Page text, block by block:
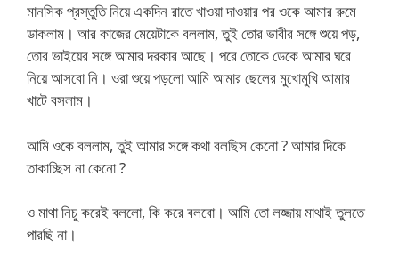
মানসিক প্রস্তুতি নিয়ে একদিন রাতে খাওয়া দাওয়ার পর ওকে আমার রুমে
ডাকলাম। আর কাজের মেয়েটাকে বললাম, তুই তোর ভাবীর সঙ্গে শুয়ে পড়,
তোর ভাইয়ের সঙ্গে আমার দরকার আছে। পরে তোকে ডেকে আমার ঘরে
নিয়ে আসবো নি। ওরা শুয়ে পড়লো আমি আমার ছেলের মুখোমুখি আমার
খাটে বসলাম।
আমি ওকে বললাম, তুই আমার সঙ্গে কথা বলছিস কেনো ? আমার দিকে
তাকাচ্ছিস না কেনো ?
ও মাথা নিচু করেই বললো, কি করে বলবো। আমি তো লজ্জায় মাথাই তুলতে
পারছি না।